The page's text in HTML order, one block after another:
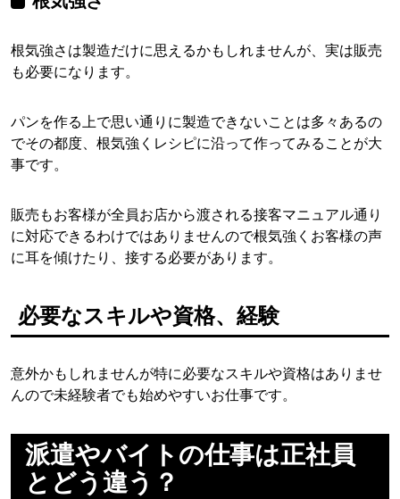
根気強さは製造だけに思えるかもしれませんが、実は販売
も必要になります。
パンを作る上で思い通りに製造できないことは多々あるの
でその都度、根気強くレシピに沿って作ってみることが大
事です。
販売もお客様が全員お店から渡される接客マニュアル通り
に対応できるわけではありませんので根気強くお客様の声
に耳を傾けたり、接する必要があります。
必要なスキルや資格、経験
意外かもしれませんが特に必要なスキルや資格はありませ
んので未経験者でも始めやすいお仕事です。
派遣やバイトの仕事は正社員
とどう違う？